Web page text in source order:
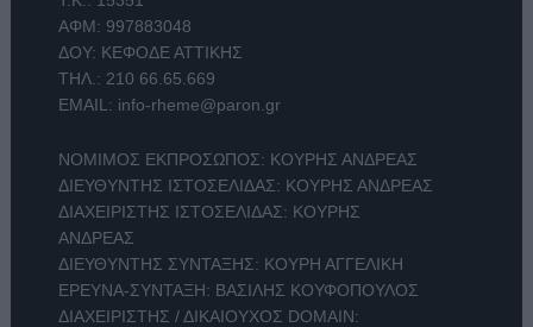
ΑΦΜ: 997883048
ΔΟΥ: ΚΕΦΟΔΕ ΑΤΤΙΚΗΣ
ΤΗΛ.: 210 66.65.669
EMAIL: info-rheme@paron.gr
ΝΟΜΙΜΟΣ ΕΚΠΡΟΣΩΠΟΣ: ΚΟΥΡΗΣ ΑΝΔΡΕΑΣ
ΔΙΕΥΘΥΝΤΗΣ ΙΣΤΟΣΕΛΙΔΑΣ: ΚΟΥΡΗΣ ΑΝΔΡΕΑΣ
ΔΙΑΧΕΙΡΙΣΤΗΣ ΙΣΤΟΣΕΛΙΔΑΣ: ΚΟΥΡΗΣ
ΑΝΔΡΕΑΣ
ΔΙΕΥΘΥΝΤΗΣ ΣΥΝΤΑΞΗΣ: ΚΟΥΡΗ ΑΓΓΕΛΙΚΗ
ΕΡΕΥΝΑ-ΣΥΝΤΑΞΗ: ΒΑΣΙΛΗΣ ΚΟΥΦΟΠΟΥΛΟΣ
ΔΙΑΧΕΙΡΙΣΤΗΣ / ΔΙΚΑΙΟΥΧΟΣ DOMAIN: